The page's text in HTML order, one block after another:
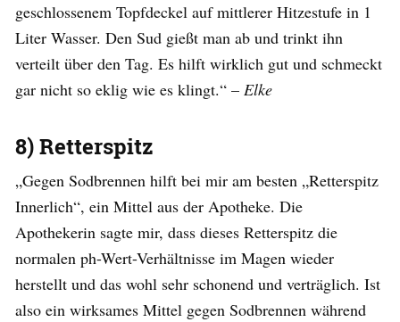
geschlossenem Topfdeckel auf mittlerer Hitzestufe in 1
Liter Wasser. Den Sud gießt man ab und trinkt ihn
verteilt über den Tag. Es hilft wirklich gut und schmeckt
gar nicht so eklig wie es klingt.“ – Elke
8) Retterspitz
„Gegen Sodbrennen hilft bei mir am besten „Retterspitz
Innerlich“, ein Mittel aus der Apotheke. Die
Apothekerin sagte mir, dass dieses Retterspitz die
normalen ph-Wert-Verhältnisse im Magen wieder
herstellt und das wohl sehr schonend und verträglich. Ist
also ein wirksames Mittel gegen Sodbrennen während